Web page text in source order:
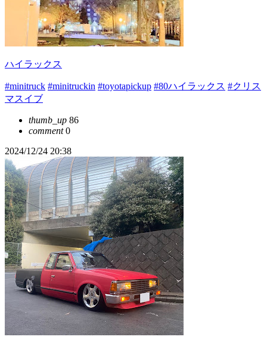
ハイラックス
#minitruck #minitruckin #toyotapickup #80ハイラックス #クリス
マスイブ
thumb_up 86
comment0
2024/12/24 20:38